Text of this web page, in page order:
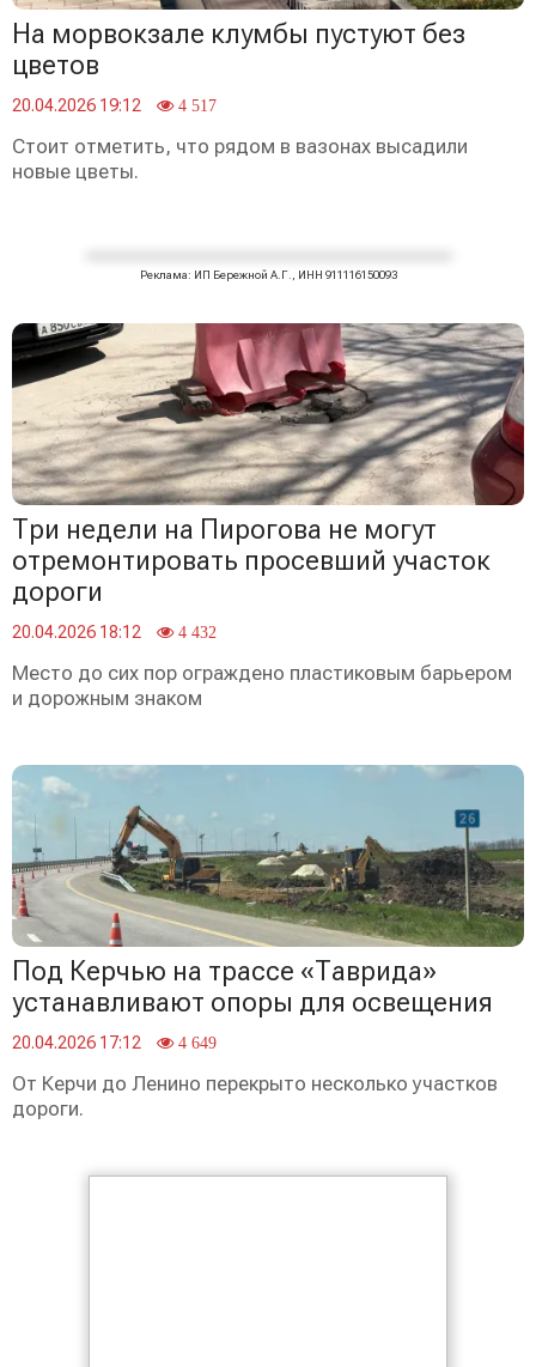
На морвокзале клумбы пустуют без
цветов
20.04.2026 19:12 4 517
Стоит отметить, что рядом в вазонах высадили
новые цветы.
Реклама: ИП Бережной А.Г., ИНН 911116150093
Три недели на Пирогова не могут
отремонтировать просевший участок
дороги
20.04.2026 18:12 4 432
Место до сих пор ограждено пластиковым барьером
и дорожным знаком
Под Керчью на трассе «Таврида»
устанавливают опоры для освещения
20.04.2026 17:12 4 649
От Керчи до Ленино перекрыто несколько участков
дороги.